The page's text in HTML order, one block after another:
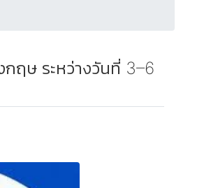
ฤษ ระหว่างวันที่ 3–6